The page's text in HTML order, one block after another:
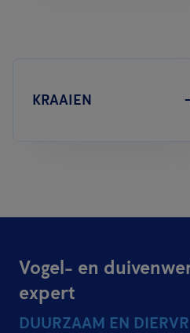
KRAAIEN
Vogel- en
expert
DUURZAAM EN